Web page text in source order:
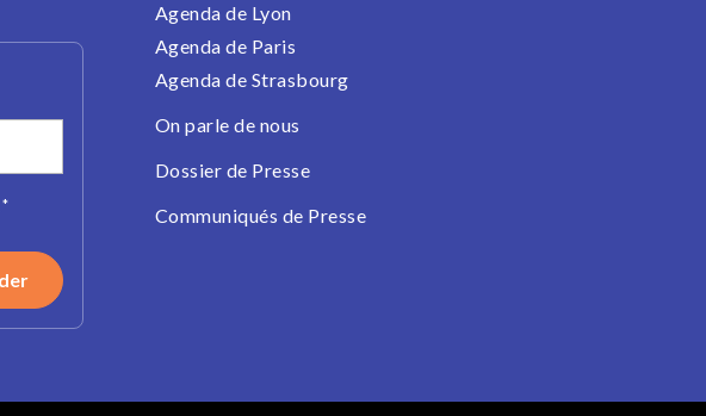
*
Agenda de Lyon
Agenda de Paris
Agenda de Strasbourg
On parle de nous
Dossier de Presse
Communiqués de Presse